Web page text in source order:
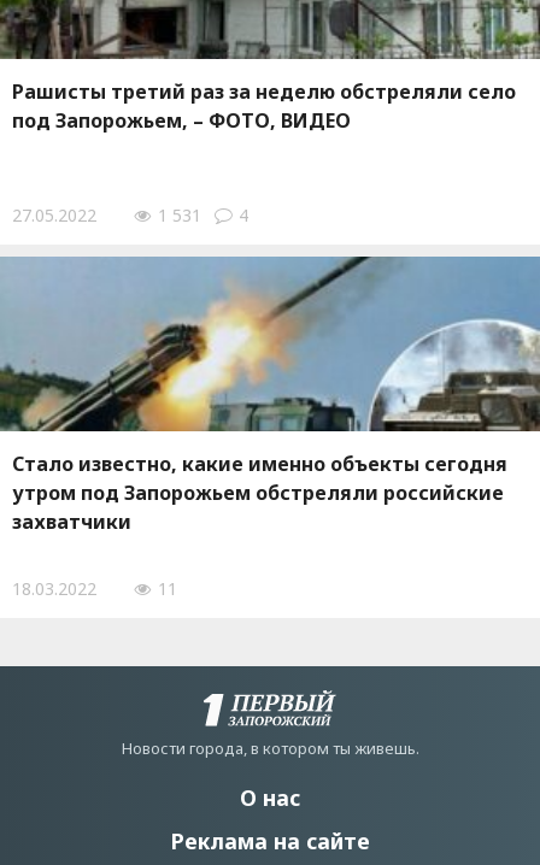
Рашисты третий раз за неделю обстреляли село
под Запорожьем, – ФОТО, ВИДЕО
27.05.2022 1 531 4
Стало известно, какие именно объекты сегодня
утром под Запорожьем обстреляли российские
захватчики
18.03.2022 11
Новости города, в котором ты живешь.
О нас
Реклама на сайте